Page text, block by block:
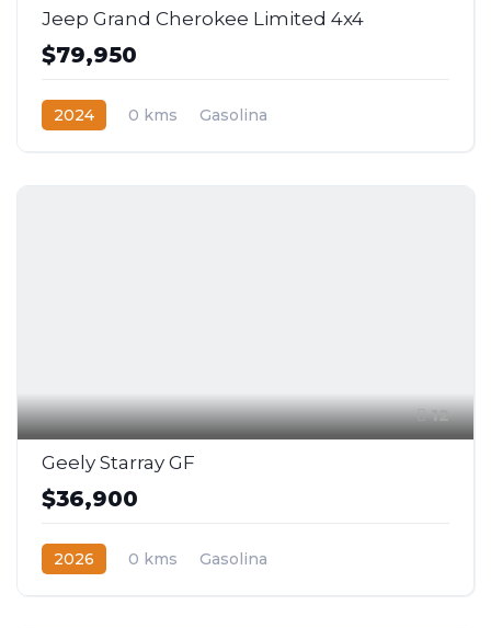
Jeep Grand Cherokee Limited 4x4
$79,950
2024 0 kms Gasolina
12
Geely Starray GF
$36,900
2026 0 kms Gasolina